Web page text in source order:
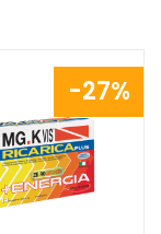
150G AL
CARRELLO
27%